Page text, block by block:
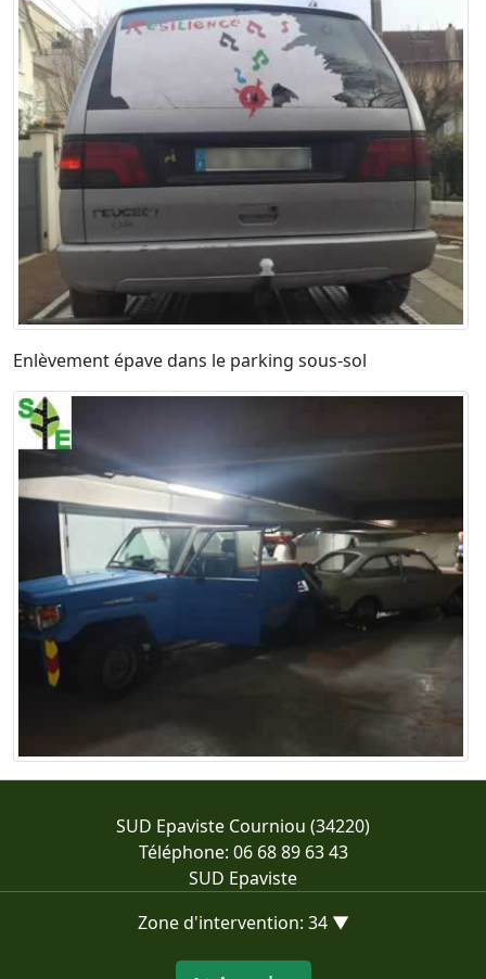
Enlèvement épave dans le parking sous-sol
SUD Epaviste Courniou (34220)
Téléphone: 06 68 89 63 43
SUD Epaviste
Zone d'intervention: 34 ▼